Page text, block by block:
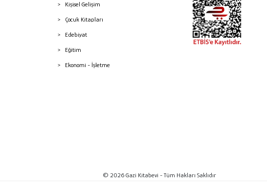
Kişisel Gelişim
Çocuk Kitapları
Edebiyat
Eğitim
Ekonomi - İşletme
© 2026 Gazi Kitabevi - Tüm Hakları Saklıdır